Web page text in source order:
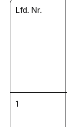
Lfd. Nr.
1